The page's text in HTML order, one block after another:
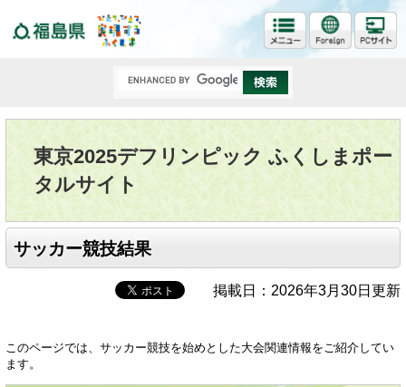
東京2025デフリンピック ふくしまポー
タルサイト
サッカー競技結果
掲載日：2026年3月30日更新
このページでは、サッカー競技を始めとした大会関連情報をご紹介してい
ます。